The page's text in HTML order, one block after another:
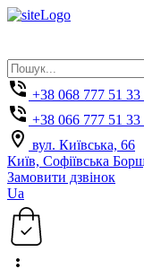
+38 068 777 51 33
+38 066 777 51 33
вул. Київська, 66
Київ, Софіївська
Замовити дзвінок
Ua